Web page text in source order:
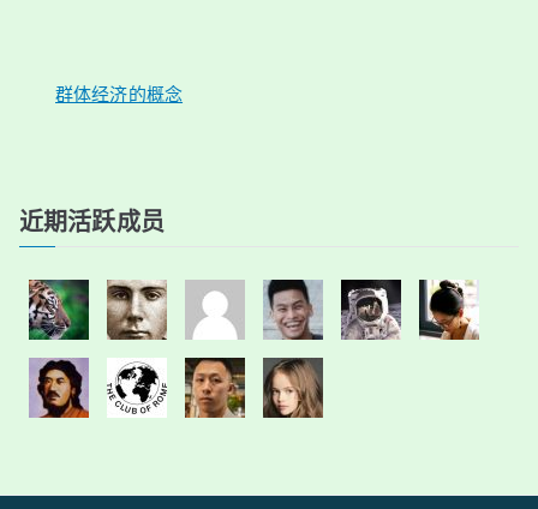
群体经济的概念
近期活跃成员